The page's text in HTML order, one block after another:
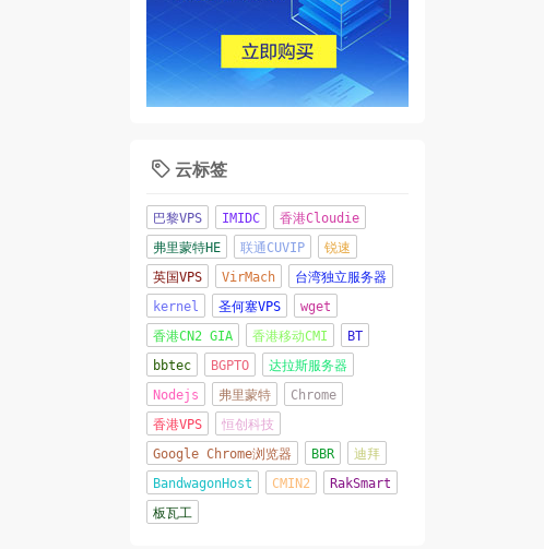
 云标签
巴黎VPS IMIDC
香港Cloudie
弗里蒙特HE
联通CUVIP
锐速
英国VPS
VirMach
台湾独立服务器
kernel
圣何塞VPS
wget
香港CN2 GIA
香港移动CMI
BT
bbtec
BGPTO
达拉斯服务器
Nodejs
弗里蒙特
Chrome
香港VPS
恒创科技
Google Chrome浏览器
BBR
迪拜
BandwagonHost
CMIN2
RakSmart
板瓦工